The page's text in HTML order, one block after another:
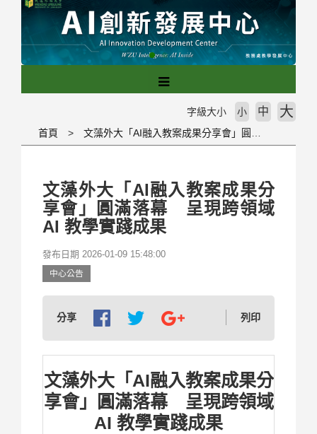
首頁
字級大小 小 中 大
文藻外大「AI融入教案成果分
享會」圓滿落幕 呈現跨領域
AI 教學實踐成果
發布日期 2026-01-09 15:48:00
中心公告
分享 列印
文藻外大「AI融入教案成果分
享會」圓滿落幕 呈現跨領域
AI 教學實踐成果